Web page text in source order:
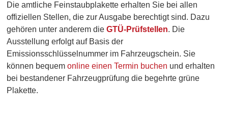
Die amtliche Feinstaubplakette erhalten Sie bei allen
offiziellen Stellen, die zur Ausgabe berechtigt sind. Dazu
gehören unter anderem dieGTÜ-Prüfstellen. Die
Ausstellung erfolgt auf Basis der
Emissionsschlüsselnummer im Fahrzeugschein. Sie
können bequemonline einen Termin buchen und erhalten
bei bestandener Fahrzeugprüfung die begehrte grüne
Plakette.